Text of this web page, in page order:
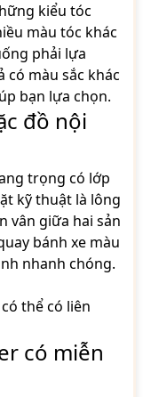
kiểu tóc
màu tóc khác
phải lựa
có màu sắc khác
bạn lựa chọn.
đồ nội
trọng có lớp
kỹ thuật là lông
vân giữa hai sản
bánh xe màu
nhanh chóng.
thể có liên
có miễn